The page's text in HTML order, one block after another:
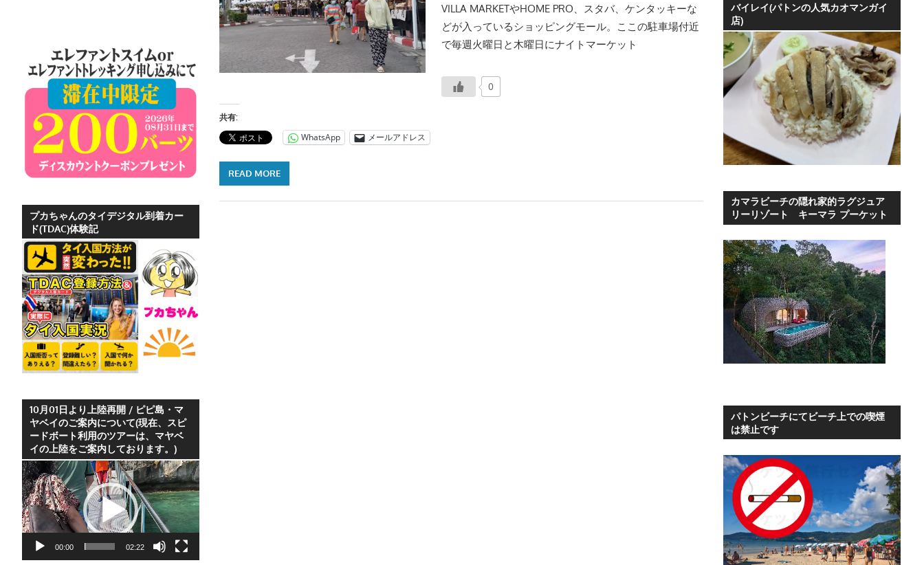
ョ
ナ
や
テ
情
報、
レ
ス
ト
ラ
ン
情
や
ー
ケ
ッ
ト
の
景
VILLA MARKETやHOME PRO、スタバ、ケンタッキーな
どが入っているショッピングモール。ここの駐車場付近
で毎週火曜日と木曜日にナイトマーケット
0
共有:
WhatsApp メールアドレス
READ MORE
プカちゃんのタイデジタル到着カー
ド(TDAC)体験記
10月01日より上陸再開 / ピピ島・マ
ヤベイのご案内について(現在、スピ
ードボート利用のツアーは、マヤベ
イの上陸をご案内しております。)
動
画
プ
レ
ヤ
00:00 02:22
リ
バイレイ(パトンの人気カオマンガイ
店)
カマラビーチの隠れ家的ラグジュア
リーリゾート キーマラ プーケット
パトンビーチにてビーチ上での喫煙
は禁止です